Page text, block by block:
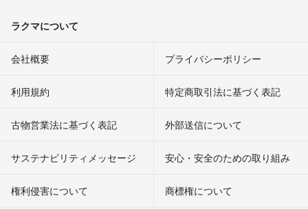
ラクマについて
会社概要 プライバシーポリシー
利用規約 特定商取引法に基づく表記
古物営業法に基づく表記 外部送信について
サステナビリティメッセージ 安心・安全のための取り組み
権利侵害について
商標権について